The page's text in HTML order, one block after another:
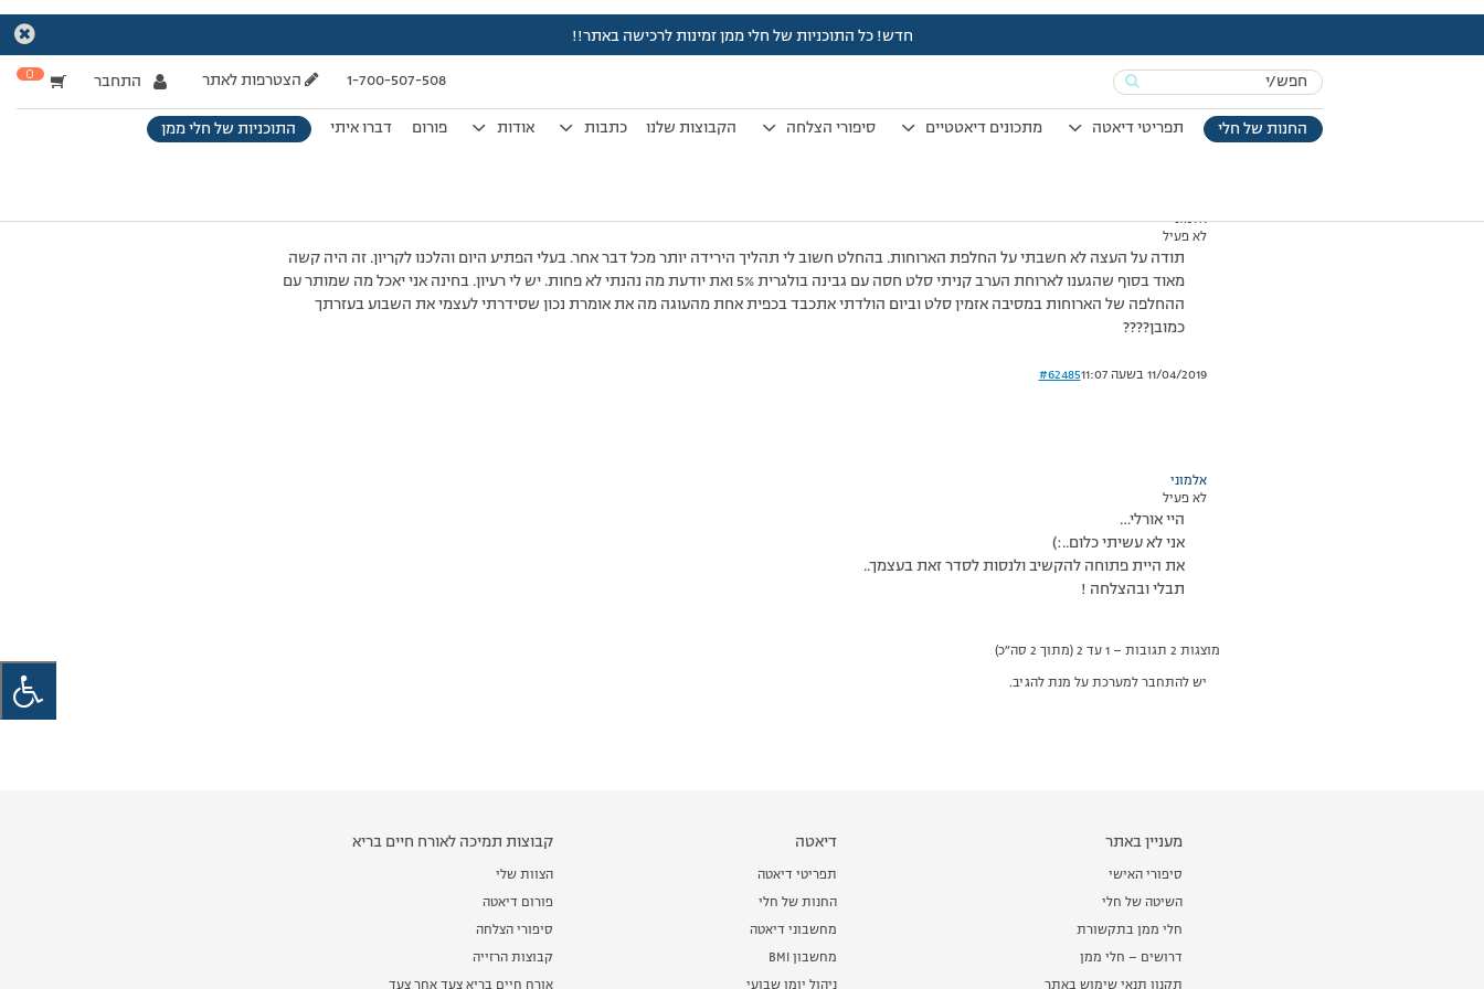
חדש! כל התוכניות של חלי ממן זמינות לרכישה באתר!!
Search
for:
1-700-507-508 הצטרפות לאתר התחבר 0
החנות של חלי תפריטי דיאטה מתכונים דיאטטיים סיפורי הצלחה הקבוצות שלנו כתבות אודות פורום דברו איתי התוכניות של חלי ממן
עמוד הבית>דיונים>פורום>אין כמוך איה
מוצגות 2 תגובות – 1 עד 2 (מתוך 2 סה״כ)
22/06/2008 בשעה 21:50
#62484
אלמוני
לא פעיל
תודה על העצה לא חשבתי על החלפת הארוחות. בהחלט חשוב לי תהליך הירידה יותר מכל דבר אחר. בעלי הפתיע היום והלכנו לקריון. זה היה קשה
מאוד בסוף שהגענו לארוחת הערב קניתי סלט חסה עם גבינה בולגרית 5% ואת יודעת מה נהנתי לא פחות. יש לי רעיון. בחינה אני יאכל מה שמותר עם
ההחלפה של הארוחות במסיבה אזמין סלט וביום הולדתי אתכבד בכפית אחת מהעוגה מה את אומרת נכון שסידרתי לעצמי את השבוע בעזרתך
כמובן????
11/04/2019 בשעה 11:07 #62485
אלמוני
לא פעיל
היי אורלי…
אני לא עשיתי כלום..:)
את היית פתוחה להקשיב ולנסות לסדר זאת בעצמך..
תבלי ובהצלחה !
מוצגות 2 תגובות – 1 עד 2 (מתוך 2 סה״כ)
יש להתחבר למערכת על מנת להגיב.
מעניין באתר
סיפורי האישי
השיטה של חלי
חלי ממן בתקשורת
דרושים – חלי ממן
דיאטה
תפריטי דיאטה
החנות של חלי
מחשבוני דיאטה
מחשבון BMI
קבוצות תמיכה לאורח חיים בריא
הצוות שלי
פורום דיאטה
סיפורי הצלחה
קבוצות הרזייה